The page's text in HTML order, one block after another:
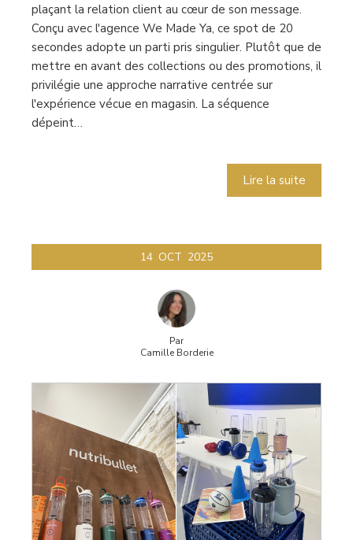
plaçant la relation client au cœur de son message.
Conçu avec l'agence We Made Ya, ce spot de 20
secondes adopte un parti pris singulier. Plutôt que de
mettre en avant des collections ou des promotions, il
privilégie une approche narrative centrée sur
l'expérience vécue en magasin. La séquence
dépeint…
Lire la suite
14 OCT 2025
Par
Camille Borderie